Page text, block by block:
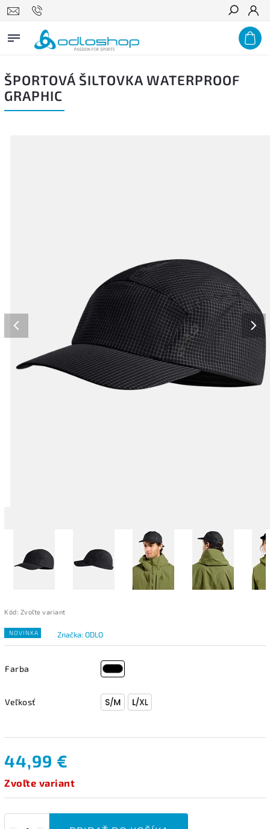
Hľadať
ŠPORTOVÁ ŠILTOVKA WATERPROOF
GRAPHIC
Kód: Zvoľte variant
NOVINKA Značka: ODLO
Farba
Veľkosť
44,99 €
Zvoľte variant